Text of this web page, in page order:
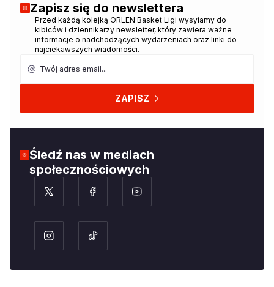
Zapisz się do newslettera
Przed każdą kolejką ORLEN Basket Ligi wysyłamy do
kibiców i dziennikarzy newsletter, który zawiera ważne
informacje o nadchodzących wydarzeniach oraz linki do
najciekawszych wiadomości.
ZAPISZ
Dziękujemy za zapisanie się do
newslettera!
Śledź nas w mediach
społecznościowych